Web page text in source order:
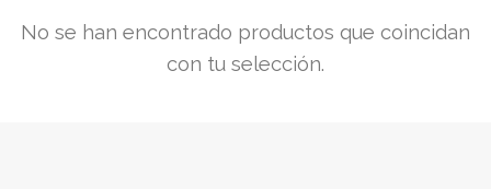
No se han encontrado productos que coincidan
con tu selección.